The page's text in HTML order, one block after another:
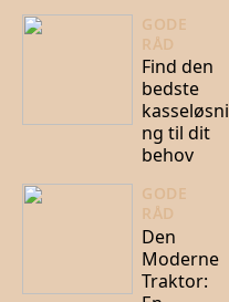
GODE
RÅD
Find den
bedste
kasseløsni
ng til dit
behov
GODE
RÅD
Den
Moderne
Traktor: